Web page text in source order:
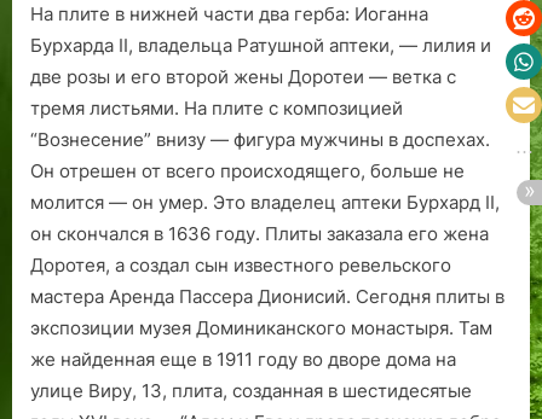
На плите в нижней части два герба: Иоганна
Бурхарда II, владельца Ратушной аптеки, — лилия и
две розы и его второй жены Доротеи — ветка с
тремя листьями. На плите с композицией
“Вознесение” внизу — фигура мужчины в доспехах.
Он отрешен от всего происходящего, больше не
молится — он умер. Это владелец аптеки Бурхард II,
он скончался в 1636 году. Плиты заказала его жена
Доротея, а создал сын известного ревельского
мастера Аренда Пассера Дионисий. Сегодня плиты в
экспозиции музея Доминиканского монастыря. Там
же найденная еще в 1911 году во дворе дома на
улице Виру, 13, плита, созданная в шестидесятые